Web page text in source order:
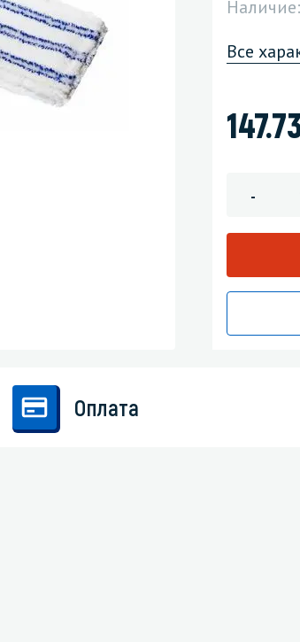
Наличие:
Все
-
Оплата